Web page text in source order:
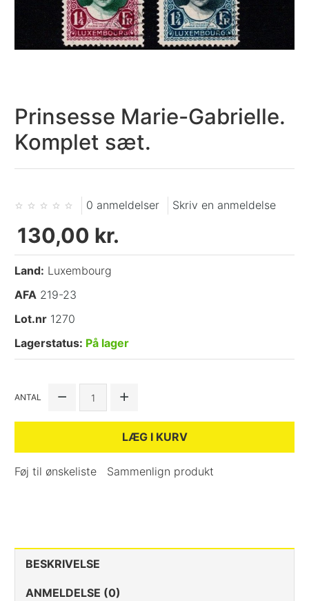
Prinsesse Marie-Gabrielle.
Komplet sæt.
0 anmeldelser Skriv en anmeldelse
130,00 kr.
Land: Luxembourg
AFA 219-23
Lot.nr 1270
Lagerstatus: På lager
ANTAL
LÆG I KURV
Føj til ønskeliste Sammenlign produkt
BESKRIVELSE
ANMELDELSE (0)